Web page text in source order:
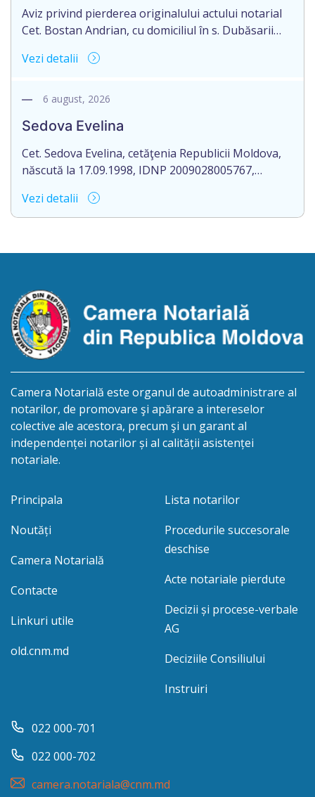
027).
Aviz privind pierderea originalului actului notarial
Cet. Bostan Andrian, cu domiciliul în s. Dubăsarii
originalului actului notarial: Certificatului de
09.07.2010, eliberat de notarul public Petru
decedat la 27.08.2024.
Vezi detalii
6 august, 2026
Sedova Evelina
Cet. Sedova Evelina, cetăţenia Republicii Moldova,
născută la 17.09.1998, IDNP 2009028005767,
19, ap. 407, aduce la cunoștință pierderea
originalului actului notarial: Contractul de donație
29.12.2023, autentificat de Romanescu Mihail-
Vezi detalii
Camera Notarială este organul de autoadministrare al
notarilor, de promovare şi apărare a intereselor
colective ale acestora, precum şi un garant al
independenței notarilor și al calității asistenței
notariale.
Principala
Noutăți
Camera Notarială
Contacte
Linkuri utile
old.cnm.md
Lista notarilor
Procedurile succesorale
deschise
Acte notariale pierdute
Decizii și procese-verbale
AG
Deciziile Consiliului
Instruiri
022 000-701
022 000-702
camera.notariala@cnm.md